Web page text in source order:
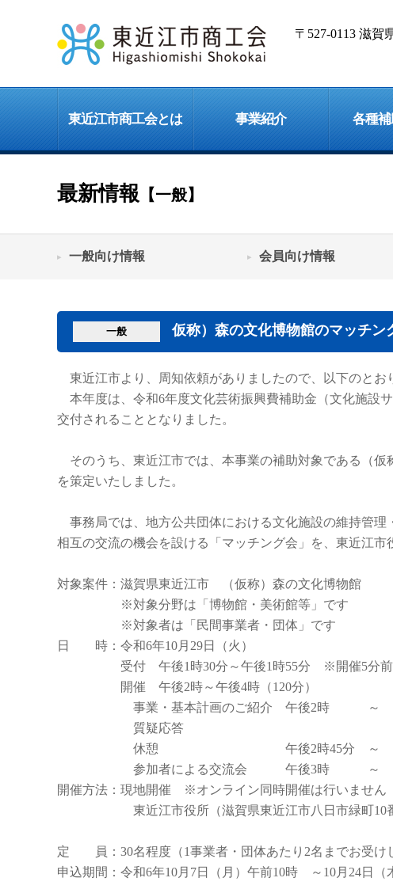
〒527-0113 滋賀
東近江市商工会とは 事業紹介 各種
最新情報 【一般】
一般向け情報 会員向け情報
一般 仮称）森の文化博物館のマッチン
東近江市より、周知依頼がありましたので、以下のとお
本年度は、令和6年度文化芸術振興費補助金（文化施設
交付されることとなりました。
そのうち、東近江市では、本事業の補助対象である（仮
を策定いたしました。
事務局では、地方公共団体における文化施設の維持管理
相互の交流の機会を設ける「マッチング会」を、東近江市
対象案件：滋賀県東近江市 （仮称）森の文化博物館
※対象分野は「博物館・美術館等」です
※対象者は「民間事業者・団体」です
日 時：令和6年10月29日（火）
受付 午後1時30分～午後1時55分 ※開催5分前ま
開催 午後2時～午後4時（120分）
事業・基本計画のご紹介 午後2時 ～
質疑応答 午後2時45分
休憩 午後2時45分 ～ 午後3時
参加者による交流会 午後3時 ～ 午後4
開催方法：現地開催 ※オンライン同時開催は行いません
東近江市役所（滋賀県東近江市八日市緑町10番
定 員：30名程度（1事業者・団体あたり2名までお受け
申込期間：令和6年10月7日（月）午前10時 ～10月24日（